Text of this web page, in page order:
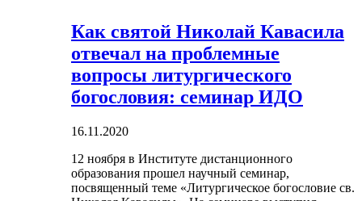
Как святой Николай Кавасила
отвечал на проблемные
вопросы литургического
богословия: семинар ИДО
16.11.2020
12 ноября в Институте дистанционного
образования прошел научный семинар,
посвященный теме «Литургическое богословие св.